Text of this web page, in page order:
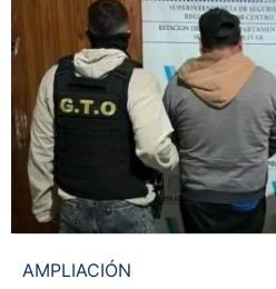
AMPLIACIÓN